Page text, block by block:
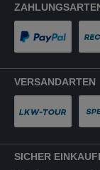
VERSANDARTEN
SICHER